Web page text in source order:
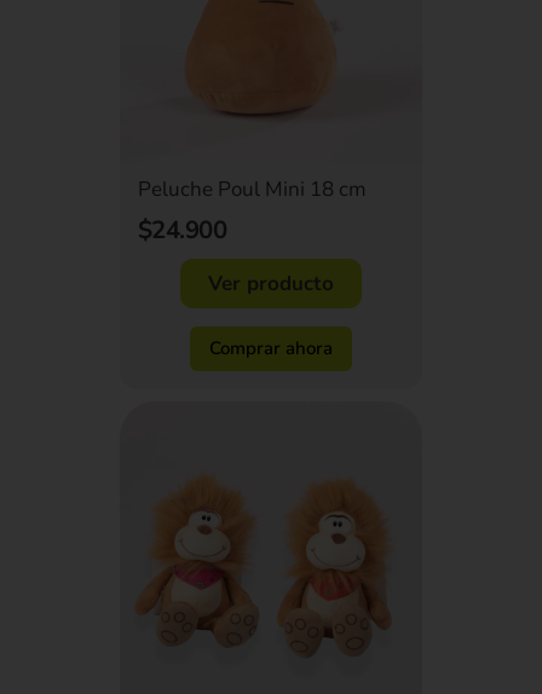
Peluche Poul Mini 18 cm
$24.900
Ver producto
Comprar ahora